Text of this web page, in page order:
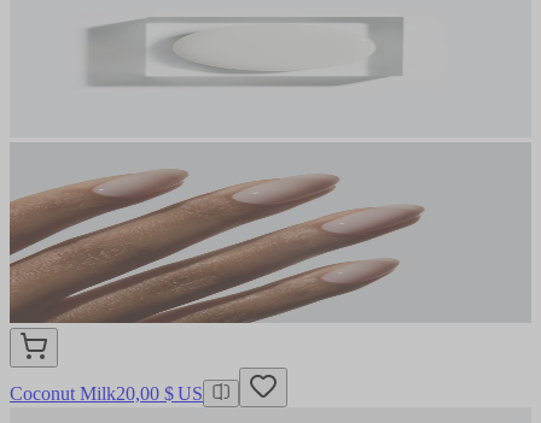
Coconut Milk20,00 $ US